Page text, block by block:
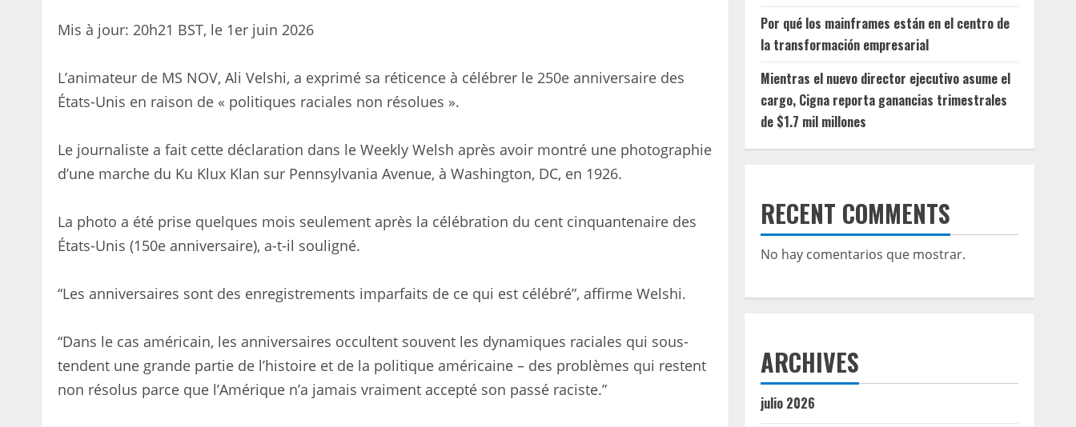
Mis à jour: 20h21 BST, le 1er juin 2026
L’animateur de MS NOV, Ali Velshi, a exprimé sa réticence à célébrer le 250e anniversaire des
États-Unis en raison de « politiques raciales non résolues ».
Le journaliste a fait cette déclaration dans le Weekly Welsh après avoir montré une photographie
d’une marche du Ku Klux Klan sur Pennsylvania Avenue, à Washington, DC, en 1926.
La photo a été prise quelques mois seulement après la célébration du cent cinquantenaire des
États-Unis (150e anniversaire), a-t-il souligné.
“Les anniversaires sont des enregistrements imparfaits de ce qui est célébré”, affirme Welshi.
“Dans le cas américain, les anniversaires occultent souvent les dynamiques raciales qui sous-
tendent une grande partie de l’histoire et de la politique américaine – des problèmes qui restent
non résolus parce que l’Amérique n’a jamais vraiment accepté son passé raciste.”
Por qué los mainframes están en el centro de
la transformación empresarial
Mientras el nuevo director ejecutivo asume el
cargo, Cigna reporta ganancias trimestrales
de $1.7 mil millones
RECENT COMMENTS
No hay comentarios que mostrar.
ARCHIVES
julio 2026